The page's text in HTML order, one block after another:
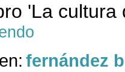
'La
fernández